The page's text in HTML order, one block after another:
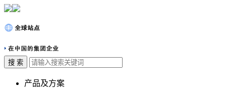
产品及方案